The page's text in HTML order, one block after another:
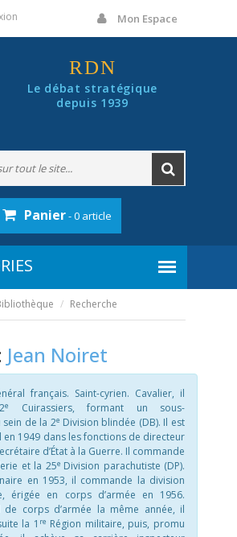
Mon Espace
RDN
Le débat stratégique
depuis 1939
Panier- 0 article
Recherche
Jean Noiret
français. Saint-cyrien. Cavalier, il
e
Cuirassiers, formant un sous-
sein de la 2e Division blindée (DB). Il est
en 1949 dans les fonctions de directeur
d’État à la Guerre. Il commande
et la 25e Division parachutiste (DP).
en 1953, il commande la division
érigée en corps d’armée en 1956.
de corps d’armée la même année, il
la 1 re Région militaire, puis, promu